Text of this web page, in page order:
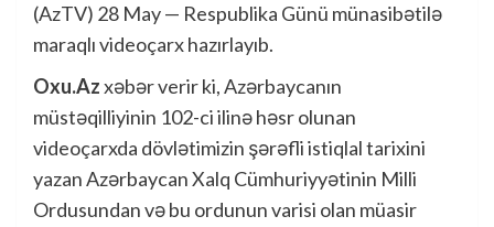
(AzTV) 28 May — Respublika Günü münasibətilə
maraqlı videoçarx hazırlayıb.
Oxu.Azxəbər verir ki, Azərbaycanın
müstəqilliyinin 102-ci ilinə həsr olunan
videoçarxda dövlətimizin şərəfli istiqlal tarixini
yazan Azərbaycan Xalq Cümhuriyyətinin Milli
Ordusundan və bu ordunun varisi olan müasir